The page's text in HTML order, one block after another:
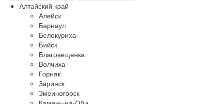
Алтайский край
Алейск
Барнаул
Белокуриха
Бийск
Благовещенка
Волчиха
Горняк
Заринск
Змеиногорск